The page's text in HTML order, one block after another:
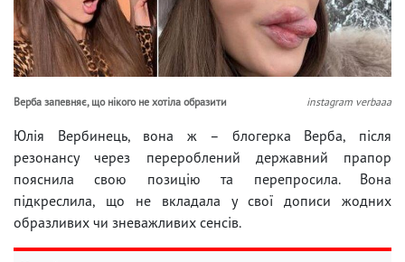
Верба запевняє, що нікого не хотіла образити instagram verbaaa
Юлія Вербинець, вона ж – блогерка Верба, після
резонансу через перероблений державний прапор
пояснила свою позицію та перепросила. Вона
підкреслила, що не вкладала у свої дописи жодних
образливих чи зневажливих сенсів.